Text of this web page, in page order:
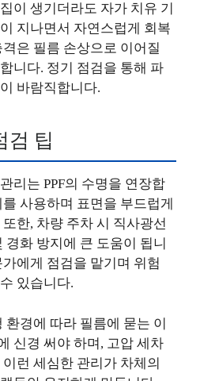
이 생기더라도 자가 치유 기
지나면서 자연스럽게 회복
은 필름 손상으로 이어질
니다. 정기 점검을 통해 파
바람직합니다.
검 팁
리는 PPF의 수명을 연장합
사용하며 표면을 부드럽게
한, 차량 주차 시 직사광선
경화 방지에 큰 도움이 됩니
에게 점검을 맡기며 위험
있습니다.
환경에 따라 필름에 묻는 이
신경 써야 하며, 고압 세차
런 세심한 관리가 차체의